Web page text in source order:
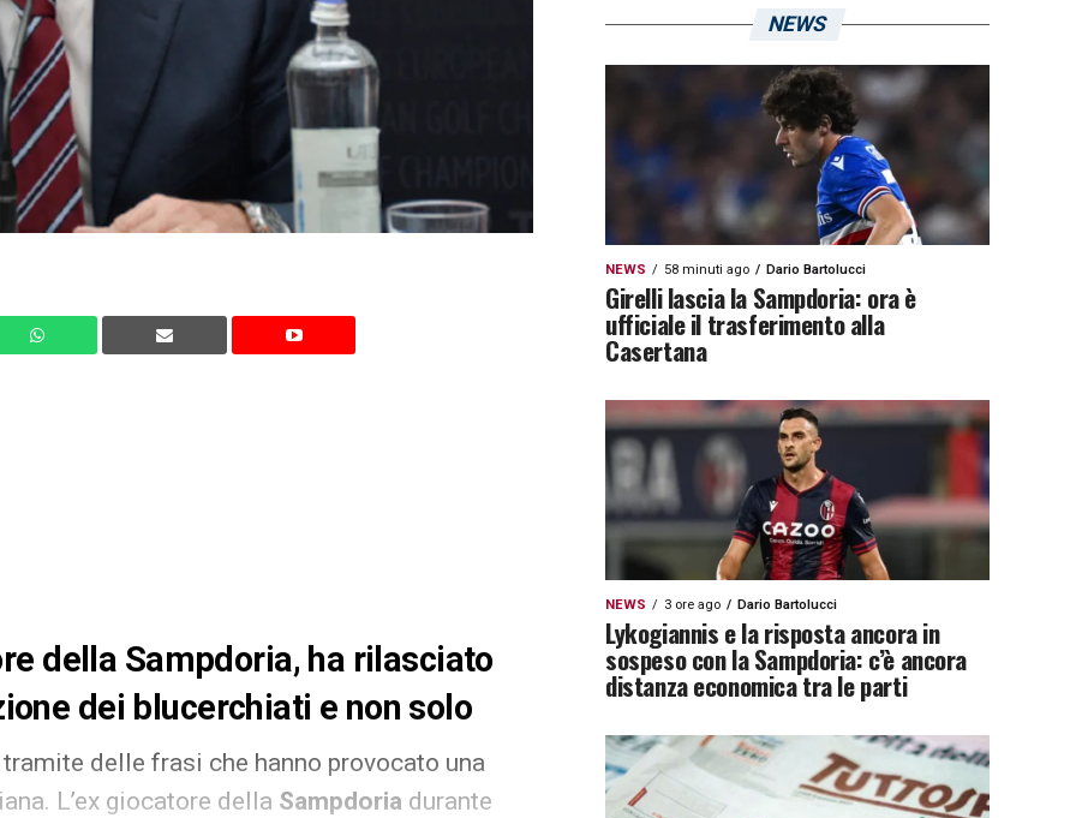
della Sampdoria, ha rilasciato
dei blucerchiati e non solo
delle frasi che hanno provocato una
L’ex giocatore della Sampdoria durante
NEWS
NEWS 58 minuti ago Dario Bartolucci
Girelli lascia la Sampdoria: ora è
ufficiale il trasferimento alla
Casertana
NEWS 3 ore ago Dario Bartolucci
Lykogiannis e la risposta ancora in
sospeso con la Sampdoria: c’è ancora
distanza economica tra le parti